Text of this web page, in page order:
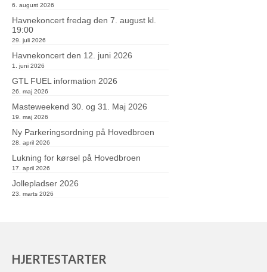
6. august 2026
Havnekoncert fredag den 7. august kl.
19:00
29. juli 2026
Havnekoncert den 12. juni 2026
1. juni 2026
GTL FUEL information 2026
26. maj 2026
Masteweekend 30. og 31. Maj 2026
19. maj 2026
Ny Parkeringsordning på Hovedbroen
28. april 2026
Lukning for kørsel på Hovedbroen
17. april 2026
Jollepladser 2026
23. marts 2026
HJERTESTARTER